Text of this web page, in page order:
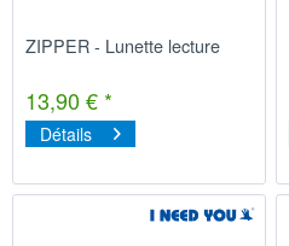
ZIPPER - Lunette lecture
13,90 € *
Détails